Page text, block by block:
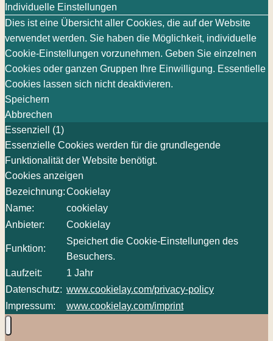
Individuelle Einstellungen
Dies ist eine Übersicht aller Cookies, die auf der Website
verwendet werden. Sie haben die Möglichkeit, individuelle
Cookie-Einstellungen vorzunehmen. Geben Sie einzelnen
Cookies oder ganzen Gruppen Ihre Einwilligung. Essentielle
Cookies lassen sich nicht deaktivieren.
Speichern
Abbrechen
Essenziell (1)
Essenzielle Cookies werden für die grundlegende
Funktionalität der Website benötigt.
Cookies anzeigen
Bezeichnung:Cookielay
Name:
cookielay
Anbieter:
Cookielay
Funktion:
Speichert die Cookie-Einstellungen des
Besuchers.
Laufzeit:
1 Jahr
Datenschutz: www.cookielay.com/privacy-policy
Impressum:
www.cookielay.com/imprint